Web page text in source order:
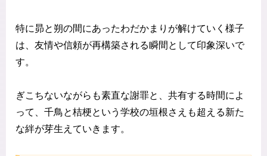
特に昴と朔の間にあったわだかまりが解けていく様子
は、友情や信頼が再構築される瞬間として印象深いで
す。
ぎこちないながらも素直な謝罪と、共有する時間によ
って、千鳥と桔梗という学校の垣根さえも超える新た
な絆が芽生えていきます。